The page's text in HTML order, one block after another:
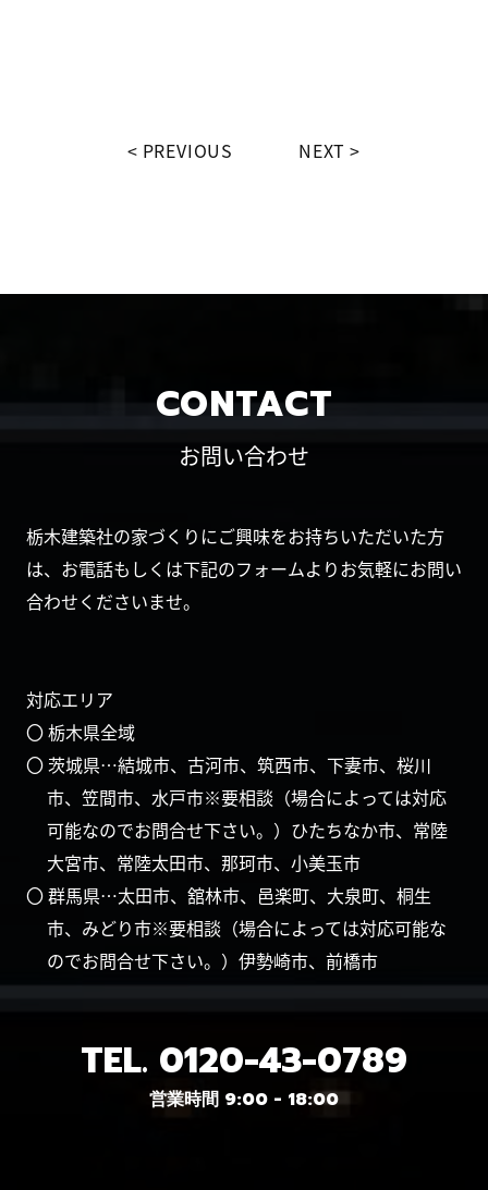
PREVIOUS NEXT
CONTACT
お問い合わせ
栃木建築社の家づくりにご興味をお持ちいただいた方
は、お電話もしくは下記のフォームよりお気軽にお問い
合わせくださいませ。
対応エリア
〇 栃木県全域
〇 茨城県…結城市、古河市、筑西市、下妻市、桜川
市、笠間市、水戸市※要相談（場合によっては対応
可能なのでお問合せ下さい。）ひたちなか市、常陸
大宮市、常陸太田市、那珂市、小美玉市
〇 群馬県…太田市、舘林市、邑楽町、大泉町、桐生
市、みどり市※要相談（場合によっては対応可能な
のでお問合せ下さい。）伊勢崎市、前橋市
TEL. 0120-43-0789
営業時間 9:00 - 18:00